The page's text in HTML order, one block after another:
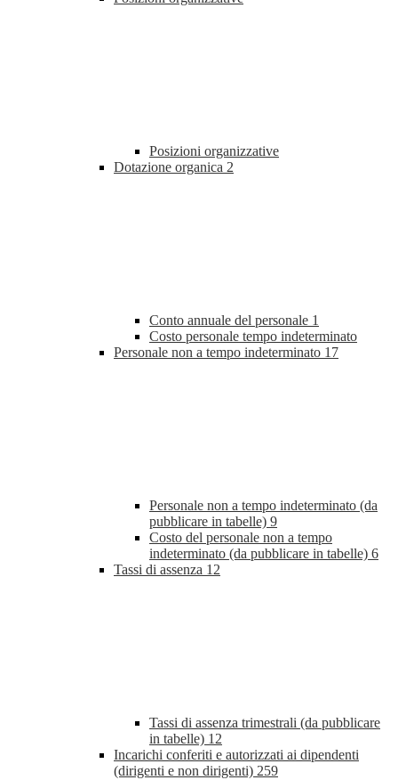
Posizioni organizzative
Dotazione organica 2
Conto annuale del personale 1
Costo personale tempo indeterminato
Personale non a tempo indeterminato 17
Personale non a tempo indeterminato (da
pubblicare in tabelle) 9
Costo del personale non a tempo
indeterminato (da pubblicare in tabelle) 6
Tassi di assenza 12
Tassi di assenza trimestrali (da pubblicare
in tabelle) 12
Incarichi conferiti e autorizzati ai dipendenti
(dirigenti e non dirigenti) 259